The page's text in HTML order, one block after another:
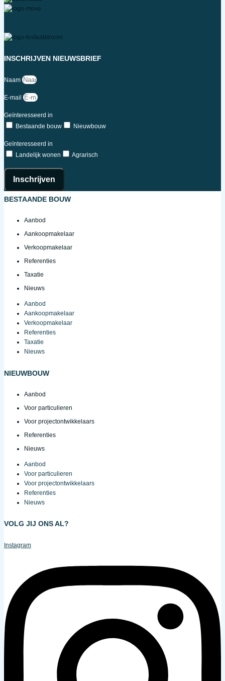
INSCHRIJVEN NIEUWSBRIEF
Naam
E-mail
Geïnteresseerd in
Bestaande bouw
Nieuwbouw
Geïnteresseerd in
Landelijk wonen
Agrarisch
Inschrijven
BESTAANDE BOUW
Aanbod
Aankoopmakelaar
Verkoopmakelaar
Referenties
Taxatie
Nieuws
Aanbod
Aankoopmakelaar
Verkoopmakelaar
Referenties
Taxatie
Nieuws
NIEUWBOUW
Aanbod
Voor particulieren
Voor projectontwikkelaars
Referenties
Nieuws
Aanbod
Voor particulieren
Voor projectontwikkelaars
Referenties
Nieuws
VOLG JIJ ONS AL?
Instagram